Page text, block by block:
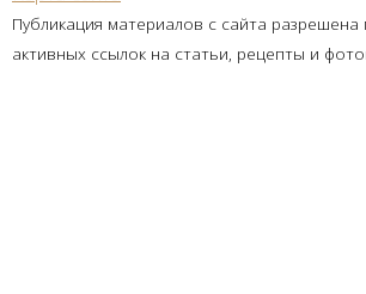
Публикация материалов с сайта разрешена
активных ссылок на статьи, рецепты и